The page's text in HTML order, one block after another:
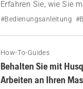
Erfahren Sie, wie Sie
Husqvarna Connect
#Bedienungsanleitung
How-To-Guides
Behalten Sie mit
Arbeiten an Ihren